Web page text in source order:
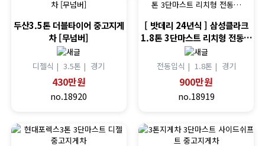
두산3.5톤 더블타이어 중고지게
차 [무넘버]
디젤식 |3.5톤 | 경기
430만원
no.18920
[ 밧데리 24년식 ] 삼성클라크
1.8톤 3단마스트 리치형 전동…
전동입식 | 1.8톤 | 경기
900만원
no.18919